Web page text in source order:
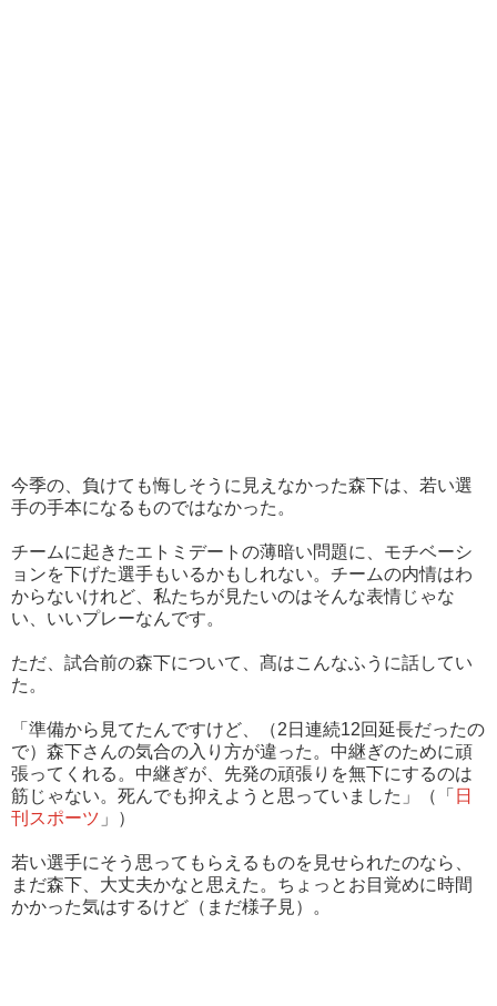
今季の、負けても悔しそうに見えなかった森下は、若い選
手の手本になるものではなかった。
チームに起きたエトミデートの薄暗い問題に、モチベーシ
ョンを下げた選手もいるかもしれない。チームの内情はわ
からないけれど、私たちが見たいのはそんな表情じゃな
い、いいプレーなんです。
ただ、試合前の森下について、髙はこんなふうに話してい
た。
「準備から見てたんですけど、（2日連続12回延長だったの
で）森下さんの気合の入り方が違った。中継ぎのために頑
張ってくれる。中継ぎが、先発の頑張りを無下にするのは
筋じゃない。死んでも抑えようと思っていました」（「 日
刊スポーツ 」）
若い選手にそう思ってもらえるものを見せられたのなら、
まだ森下、大丈夫かなと思えた。ちょっとお目覚めに時間
かかった気はするけど（まだ様子見）。